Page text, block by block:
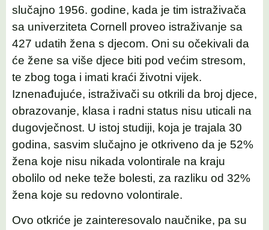
slučajno 1956. godine, kada je tim istraživača
sa univerziteta Cornell proveo istraživanje sa
427 udatih žena s djecom. Oni su očekivali da
će žene sa više djece biti pod većim stresom,
te zbog toga i imati kraći životni vijek.
Iznenađujuće, istraživači su otkrili da broj djece,
obrazovanje, klasa i radni status nisu uticali na
dugovječnost. U istoj studiji, koja je trajala 30
godina, sasvim slučajno je otkriveno da je 52%
žena koje nisu nikada volontirale na kraju
obolilo od neke teže bolesti, za razliku od 32%
žena koje su redovno volontirale.
Ovo otkriće je zainteresovalo naučnike, pa su